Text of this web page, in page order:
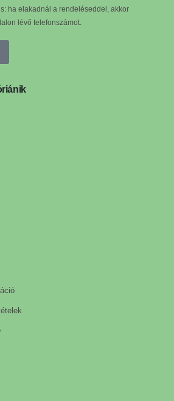
ha elakadnál a rendeléseddel, akkor
lévő telefonszámot.